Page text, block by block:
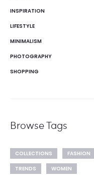
INSPIRATION
LIFESTYLE
MINIMALISM
PHOTOGRAPHY
SHOPPING
Browse Tags
COLLECTIONS FASHION
TRENDS
WOMEN